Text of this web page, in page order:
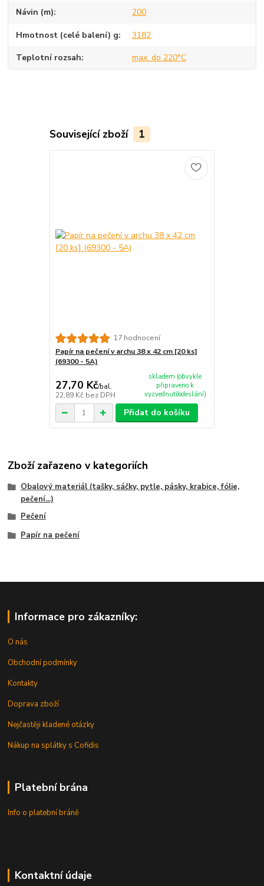
Návin (m) 200
Hmotnost (celé balení) g 3182
Teplotní rozsah max. do 220°C
Související zboží 1
17 hodnocení
Papír na pečení v archu 38 x 42 cm [20 ks]
(69300 - 5A)
27,70 Kč/bal.
22,89 Kč bez DPH
skladem (obvykle
připraveno k
vyzvednutí/odeslání)
Přidat do košíku
Zboží zařazeno v kategoriích
Obalový materiál (tašky, sáčky, pytle, pásky, krabice, fólie,
pečení...)
Pečení
Papír na pečení
Informace pro zákazníky:
O nás
Obchodní podmínky
Kontakty
Doprava zboží
Nejčastěji kladené otázky
Nákup na splátky s Cofidis
Platební brána
Info o platební bráně
Kontaktní údaje